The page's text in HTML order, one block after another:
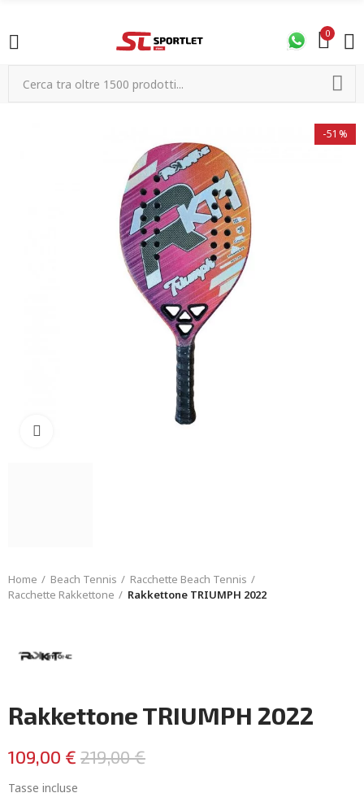
0
-51%
Home Beach Tennis
Racchette Beach Tennis
Racchette Rakkettone
Rakkettone TRIUMPH 2022
Rakkettone TRIUMPH 2022
109,00 € 219,00 €
Tasse incluse